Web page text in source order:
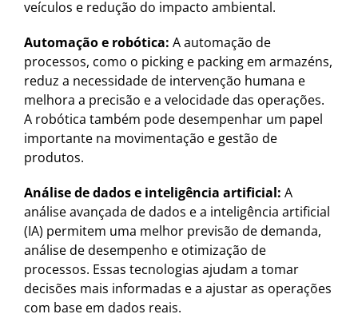
veículos e redução do impacto ambiental.
Automação e robótica: A automação de
processos, como o picking e packing em armazéns,
reduz a necessidade de intervenção humana e
melhora a precisão e a velocidade das operações.
A robótica também pode desempenhar um papel
importante na movimentação e gestão de
produtos.
Análise de dados e inteligência artificial: A
análise avançada de dados e a inteligência artificial
(IA) permitem uma melhor previsão de demanda,
análise de desempenho e otimização de
processos. Essas tecnologias ajudam a tomar
decisões mais informadas e a ajustar as operações
com base em dados reais.